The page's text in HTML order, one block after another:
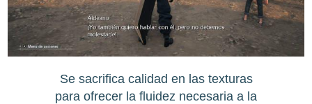
Se sacrifica calidad en las texturas
para ofrecer la fluidez necesaria a la